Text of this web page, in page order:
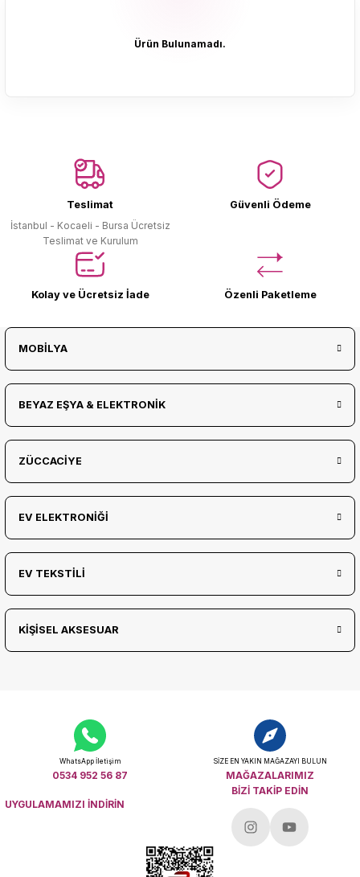
Ürün Bulunamadı.
Teslimat
İstanbul - Kocaeli - Bursa Ücretsiz
Teslimat ve Kurulum
Güvenli Ödeme
Kolay ve Ücretsiz İade Özenli Paketleme
MOBİLYA
BEYAZ EŞYA & ELEKTRONİK
ZÜCCACİYE
EV ELEKTRONİĞİ
EV TEKSTİLİ
KİŞİSEL AKSESUAR
WhatsApp İletişim
0534 952 56 87
SİZE EN YAKIN MAĞAZAYI BULUN
MAĞAZALARIMIZ
UYGULAMAMIZI İNDİRİN
BİZİ TAKİP EDİN